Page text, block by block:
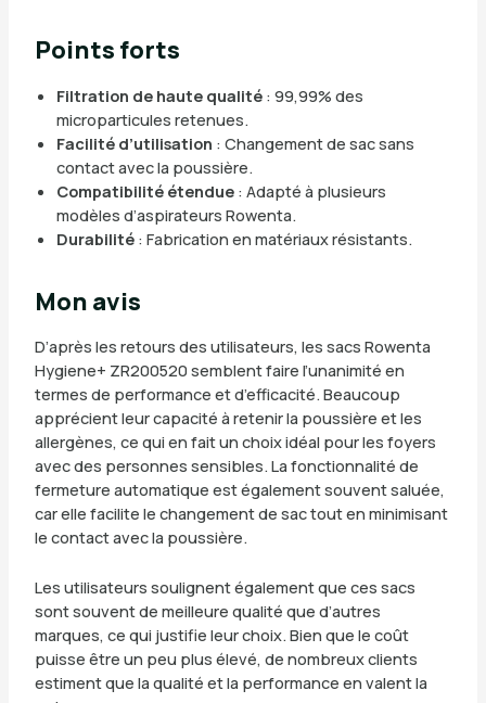
Points forts
Filtration de haute qualité: 99,99% des
microparticules retenues.
Facilité d’utilisation : Changement de sac sans
contact avec la poussière.
Compatibilité étendue: Adapté à plusieurs
modèles d’aspirateurs Rowenta.
Durabilité: Fabrication en matériaux résistants.
Mon avis
D’après les retours des utilisateurs, les sacs Rowenta
Hygiene+ ZR200520 semblent faire l’unanimité en
termes de performance et d’efficacité. Beaucoup
apprécient leur capacité à retenir la poussière et les
allergènes, ce qui en fait un choix idéal pour les foyers
avec des personnes sensibles. La fonctionnalité de
fermeture automatique est également souvent saluée,
car elle facilite le changement de sac tout en minimisant
le contact avec la poussière.
Les utilisateurs soulignent également que ces sacs
sont souvent de meilleure qualité que d’autres
marques, ce qui justifie leur choix. Bien que le coût
puisse être un peu plus élevé, de nombreux clients
estiment que la qualité et la performance en valent la